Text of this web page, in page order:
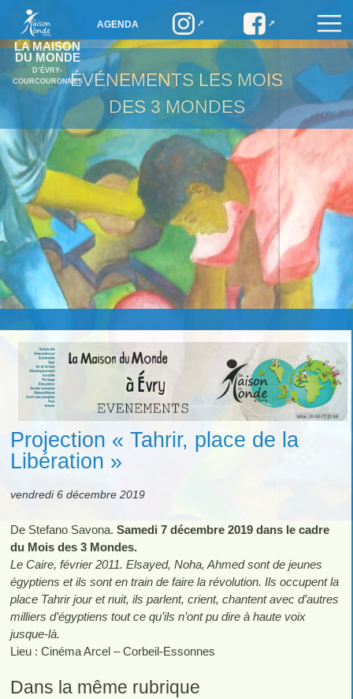
LA MAISON
DU MONDE
D’ÉVRY-
COURCOURONNES
AGENDA
ÉVÉNEMENTS LES MOIS
DES 3 MONDES
Projection « Tahrir, place de la
Libération »
vendredi 6 décembre 2019
De Stefano Savona. Samedi 7 décembre 2019 dans le cadre
du Mois des 3 Mondes.
Le Caire, février 2011. Elsayed, Noha, Ahmed sont de jeunes
égyptiens et ils sont en train de faire la révolution. Ils occupent la
place Tahrir jour et nuit, ils parlent, crient, chantent avec d’autres
milliers d’égyptiens tout ce qu’ils n’ont pu dire à haute voix
jusque-là.
Lieu : Cinéma Arcel – Corbeil-Essonnes
Dans la même rubrique